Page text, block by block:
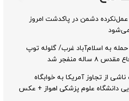
دشمن در پاکدشت امروز
به اسلام‌آباد غرب/ گلوله توپ
۸ ساله منفجر شد
از تجاوز آمریکا به خوابگاه
دانشگاه علوم پزشکی اهواز + عکس